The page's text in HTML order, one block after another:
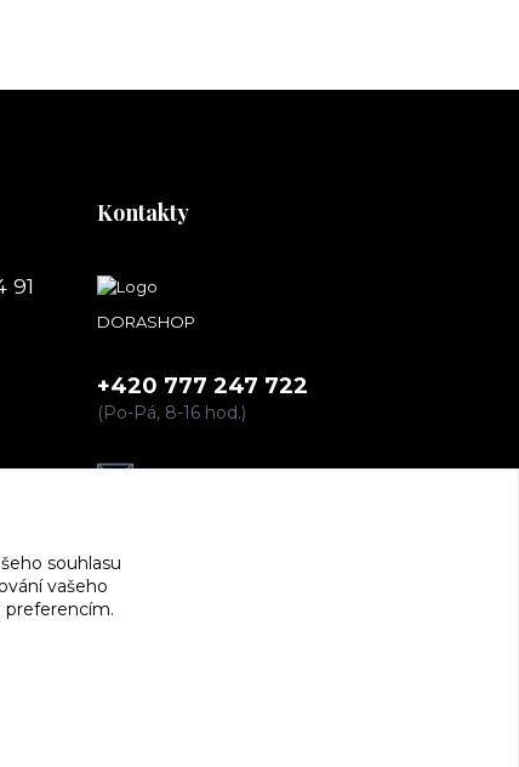
91
Kontakty
DORASHOP
+420 777 247 722
(Po-Pá, 8-16 hod.)
dorashopp@seznam.cz
souhlasu
vašeho
preferencím.